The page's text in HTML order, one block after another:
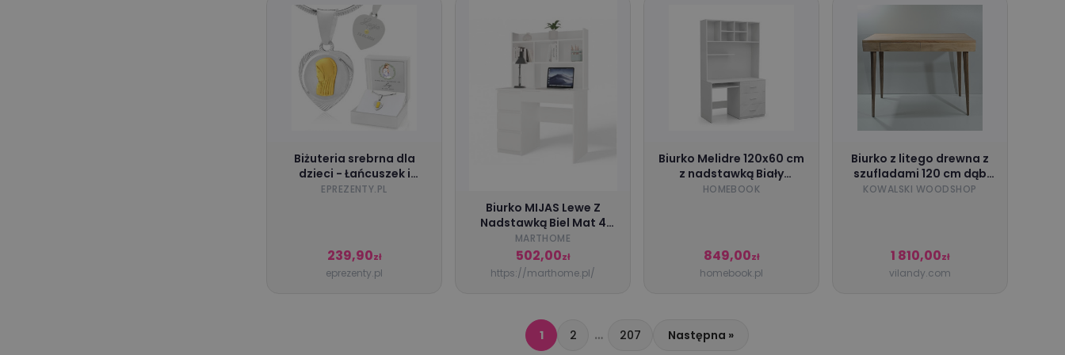
Biżuteria srebrna dla
dzieci - Łańcuszek i
medalik srebrny 925 z
EPREZENTY.PL
239,90zł
eprezenty.pl
Biurko MIJAS Lewe Z
Nadstawką Biel Mat 4
Szuflady 4 Półki Do Biura
Pokoju
MARTHOME
502,00zł
https://marthome.pl/
Biurko Melidre 120x60 cm
z nadstawką Biały
HOMEBOOK
HOMEBOOK
849,00zł
homebook.pl
Biurko z litego drewna z
szufladami 120 cm dąb
olejowany biały do biura
KOWALSKI WOODSHOP
1 810,00zł
vilandy.com
1 2 … 207 Następna »